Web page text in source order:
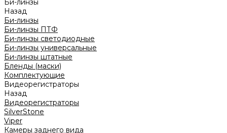
Би-линзы
Назад
Би-линзы
Би-линзы ПТФ
Би-линзы светодиодные
Би-линзы универсальные
Би-линзы штатные
Бленды (маски)
Комплектующие
Видеорегистраторы
Назад
Видеорегистраторы
SilverStone
Viper
Камеры заднего вида